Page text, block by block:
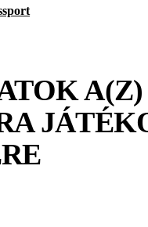
A(Z)